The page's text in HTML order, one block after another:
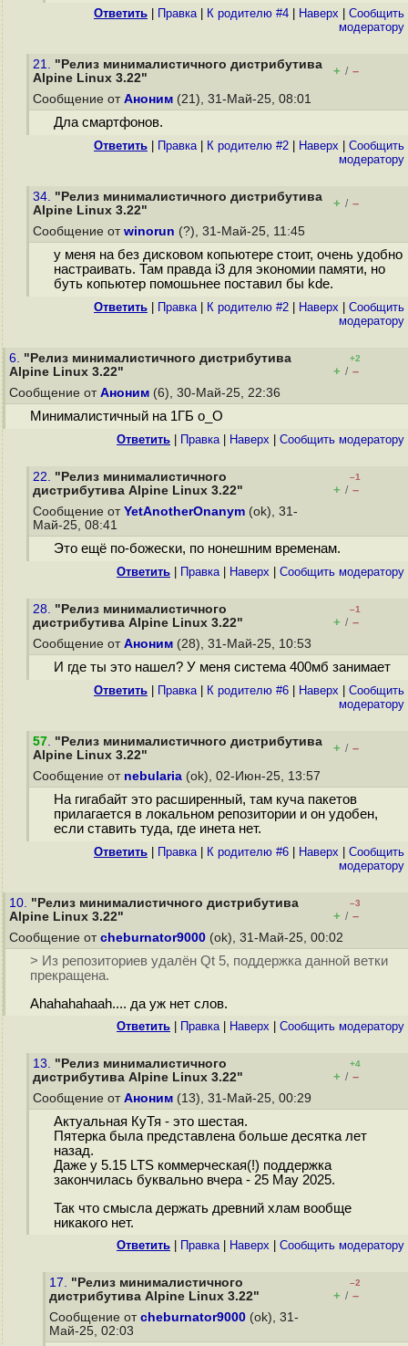
Ответить Правка| К родителю #4 Наверх
Cообщить
модератору
21. "Релиз минималистичного дистрибутива
Alpine Linux 3.22"
+ / –
Сообщение от Аноним (21), 31-Май-25, 08:01
Дла смартфонов.
Ответить Правка| К родителю #2 Наверх
Cообщить
модератору
34. "Релиз минималистичного дистрибутива
Alpine Linux 3.22"
+ / –
Сообщение от winorun (?), 31-Май-25, 11:45
у меня на без дисковом копьютере стоит, очень удобно
настраивать. Там правда i3 для экономии памяти, но
буть копьютер помошьнее поставил бы kde.
Ответить Правка| К родителю #2 Наверх
Cообщить
модератору
6. "Релиз минималистичного дистрибутива
Alpine Linux 3.22"
+2
+ / –
Сообщение от Аноним (6), 30-Май-25, 22:36
Минималистичный на 1ГБ о_О
Ответить Правка| Наверх Cообщить модератору
22. "Релиз минималистичного
дистрибутива Alpine Linux 3.22"
–1
+ / –
Сообщение от YetAnotherOnanym (ok), 31-
Май-25, 08:41
Это ещё по-божески, по нонешним временам.
Ответить Правка| Наверх Cообщить модератору
28. "Релиз минималистичного
дистрибутива Alpine Linux 3.22"
–1
+ / –
Сообщение от Аноним (28), 31-Май-25, 10:53
И где ты это нашел? У меня система 400мб занимает
Ответить Правка| К родителю #6 Наверх
Cообщить
модератору
57. "Релиз минималистичного дистрибутива
Alpine Linux 3.22"
+ / –
Сообщение от nebularia (ok), 02-Июн-25, 13:57
На гигабайт это расширенный, там куча пакетов
прилагается в локальном репозитории и он удобен,
если ставить туда, где инета нет.
Ответить Правка| К родителю #6 Наверх
Cообщить
модератору
10. "Релиз минималистичного дистрибутива
Alpine Linux 3.22"
–3
+ / –
Сообщение от cheburnator9000 (ok), 31-Май-25, 00:02
> Из репозиториев удалён Qt 5, поддержка данной ветки
прекращена.
Ahahahahaah.... да уж нет слов.
Ответить Правка| Наверх Cообщить модератору
13. "Релиз минималистичного
дистрибутива Alpine Linux 3.22"
+4
+ / –
Сообщение от Аноним (13), 31-Май-25, 00:29
Актуальная КуТя - это шестая.
Пятерка была представлена больше десятка лет
назад.
Даже у 5.15 LTS коммерческая(!) поддержка
закончилась буквально вчера - 25 May 2025.
Так что смысла держать древний хлам вообще
никакого нет.
Ответить Правка| Наверх Cообщить модератору
17. "Релиз минималистичного
дистрибутива Alpine Linux 3.22"
–2
+ / –
Сообщение от cheburnator9000 (ok), 31-
Май-25, 02:03